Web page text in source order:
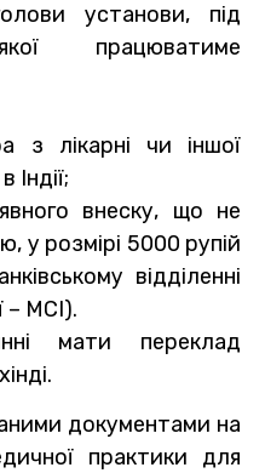
установи, під
працюватиме
з лікарні чи іншої
внеску, що не
у розмірі 5000 рупій
відділенні
– MCI).
мати переклад
документами на
практики для